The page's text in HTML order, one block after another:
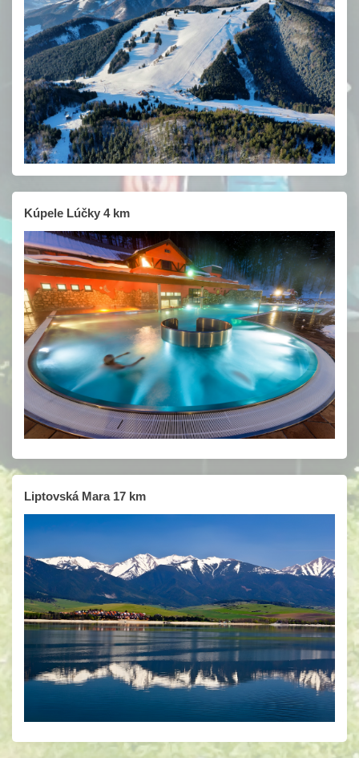
Kúpele Lúčky 4 km
Liptovská Mara 17 km